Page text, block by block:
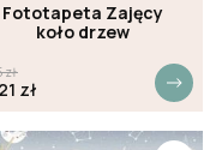
Fototapeta Zajęcy
koło drzew
zł
21 zł